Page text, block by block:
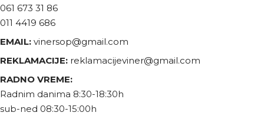
061 673 31 86
011 4419 686
EMAIL: vinersop@gmail.com
REKLAMACIJE: reklamacijeviner@gmail.com
RADNO VREME:
Radnim danima 8:30-18:30h
sub-ned 08:30-15:00h